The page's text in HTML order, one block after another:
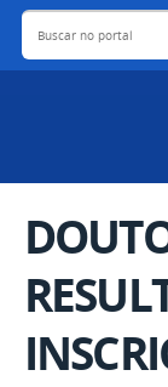
Buscar no portal